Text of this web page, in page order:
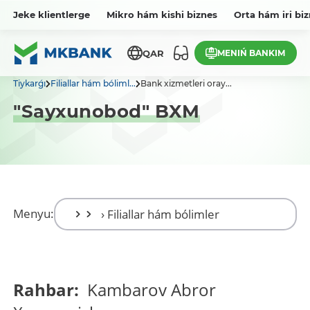
Jeke klientlerge Mikro hám kishi biznes Orta hám iri
QAR MENIŃ BANKIM
Tiykarǵı Filiallar hám bóliml... Bank xizmetleri oray...
"Sayxunobod" BXM
Menyu:
Rahbar: Kambarov Abror